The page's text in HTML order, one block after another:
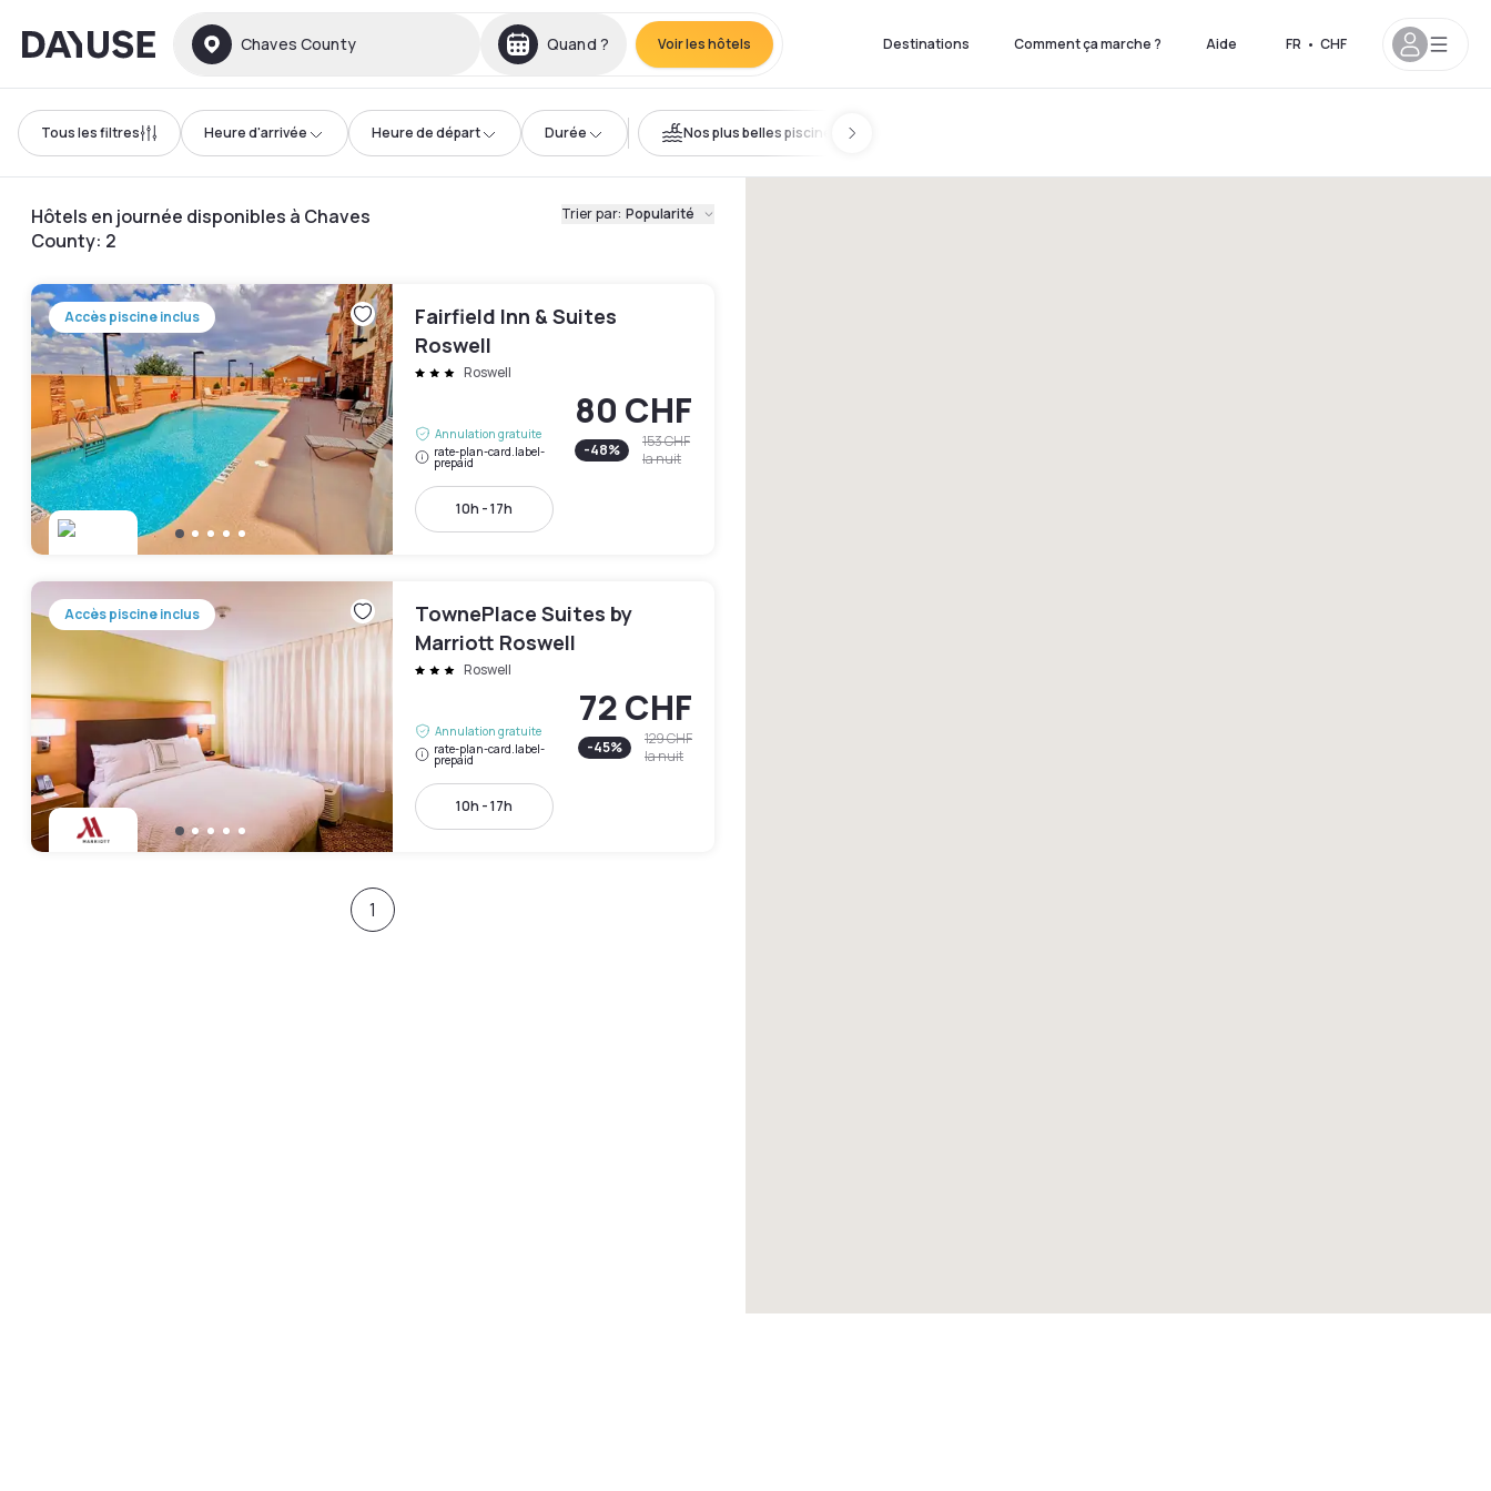
Dayuse Chaves County Quand ? Voir les hôtels Destinations Comment ça marche ? Aide FR • CHF
Tous les filtres Heure d'arrivée Heure de départ Durée Nos plus belles piscines
Hôtels en journée disponibles à Chaves
County: 2
Trier par: Popularité
Accès piscine inclus
Fairfield Inn & Suites
Roswell
Roswell
Annulation gratuite
rate-plan-card.label-
prepaid
80 CHF
-48%
153 CHF
la nuit
10h - 17h
Accès piscine inclus
TownePlace Suites by
Marriott Roswell
Roswell
Annulation gratuite
rate-plan-card.label-
prepaid
72 CHF
-45%
129 CHF
la nuit
10h - 17h
1